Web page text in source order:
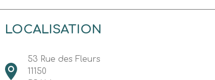
LOCALISATION
53 Rue des Fleurs
11150